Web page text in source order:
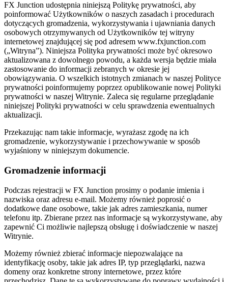
FX Junction udostępnia niniejszą Politykę prywatności, aby
poinformować Użytkowników o naszych zasadach i procedurach
dotyczących gromadzenia, wykorzystywania i ujawniania danych
osobowych otrzymywanych od Użytkowników tej witryny
internetowej znajdującej się pod adresem www.fxjunction.com
(„Witryna”). Niniejsza Polityka prywatności może być okresowo
aktualizowana z dowolnego powodu, a każda wersja będzie miała
zastosowanie do informacji zebranych w okresie jej
obowiązywania. O wszelkich istotnych zmianach w naszej Polityce
prywatności poinformujemy poprzez opublikowanie nowej Polityki
prywatności w naszej Witrynie. Zaleca się regularne przeglądanie
niniejszej Polityki prywatności w celu sprawdzenia ewentualnych
aktualizacji.
Przekazując nam takie informacje, wyrażasz zgodę na ich
gromadzenie, wykorzystywanie i przechowywanie w sposób
wyjaśniony w niniejszym dokumencie.
Gromadzenie informacji
Podczas rejestracji w FX Junction prosimy o podanie imienia i
nazwiska oraz adresu e-mail. Możemy również poprosić o
dodatkowe dane osobowe, takie jak adres zamieszkania, numer
telefonu itp. Zbierane przez nas informacje są wykorzystywane, aby
zapewnić Ci możliwie najlepszą obsługę i doświadczenie w naszej
Witrynie.
Możemy również zbierać informacje niepozwalające na
identyfikację osoby, takie jak adres IP, typ przeglądarki, nazwa
domeny oraz konkretne strony internetowe, przez które